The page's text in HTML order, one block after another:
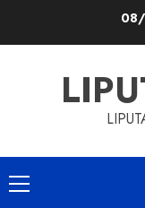
Primary